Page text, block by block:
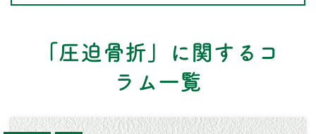
「圧迫骨折」に関するコ
ラム一覧